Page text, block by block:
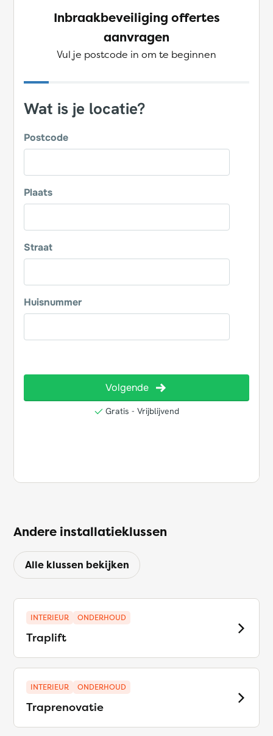
Inbraakbeveiliging offertes
aanvragen
Vul je postcode in om te beginnen
Andere installatieklussen
Alle klussen bekijken
INTERIEUR ONDERHOUD
Traplift
INTERIEUR ONDERHOUD
Traprenovatie